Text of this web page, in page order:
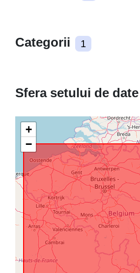
Categorii 1
Sfera setului de date
+
−